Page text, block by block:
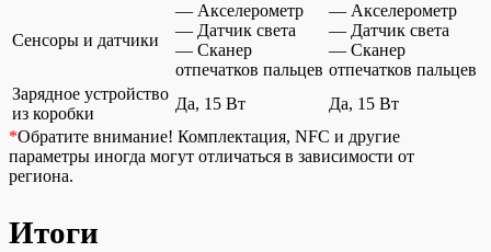
Сенсоры и датчики
— Акселерометр
— Датчик света
— Сканер
отпечатков пальцев
— Акселерометр
— Датчик света
— Сканер
отпечатков пальцев
Зарядное устройство
из коробки
Да, 15 Вт
Да, 15 Вт
*Обратите внимание! Комплектация, NFC и другие
параметры иногда могут отличаться в зависимости от
региона.
Итоги